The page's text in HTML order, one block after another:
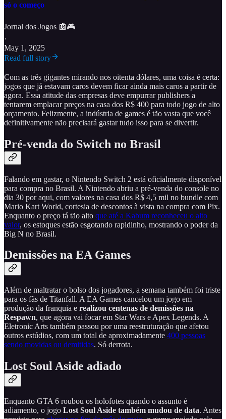
só o começo
Jornal dos Jogos 📰🎮
·
May 1, 2025
Read full story
Com as três gigantes mirando nos oitenta dólares, uma coisa é certa:
jogos que já estavam caros devem ficar ainda mais caros a partir de
agora. Essa atitude das empresas deve empurrar publishers a
tentarem emplacar preços na casa dos R$ 400 para todo jogo de alto
orçamento. Felizmente, a indústria de games é tão vasta que você
definitivamente não precisará gastar tudo isso para se divertir.
Pré-venda do Switch no Brasil
Falando em gastar, o Nintendo Switch 2 está oficialmente disponível
para compra no Brasil. A Nintendo abriu a pré-venda do console no
dia 30 por aqui, com valores na casa dos R$ 4,5 mil no bundle com
Mario Kart World, cortesia de descontos à vista na compra com Pix.
Enquanto o preço tá tão alto que até a Kabum reconheceu o alto
valor, os estoques estão esgotando rapidinho, mostrando o poder da
Big N no Brasil.
Demissões na EA Games
Além de maltratar o bolso dos jogadores, a semana também foi triste
para os fãs de Titanfall. A EA Games cancelou um jogo em
produção da franquia e realizou centenas de demissões na
Respawn, que agora vai focar em Star Wars e Apex Legends. A
Eletronic Arts também passou por uma reestruturação que afetou
outros estúdios, com um total de aproximadamente 400 pessoas
sendo movidas ou demitidas. Só derrota.
Lost Soul Aside adiado
Enquanto GTA 6 roubou os holofotes quando o assunto é
adiamento, o jogo Lost Soul Aside também mudou de data. Antes